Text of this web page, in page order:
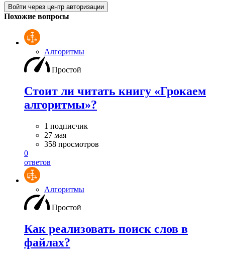
Войти через центр авторизации
Похожие вопросы
Алгоритмы
Простой
Стоит ли читать книгу «Грокаем
алгоритмы»?
1 подписчик
27 мая
358 просмотров
0
ответов
Алгоритмы
Простой
Как реализовать поиск слов в
файлах?